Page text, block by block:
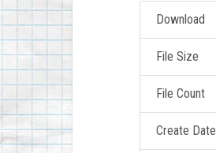
Download
File Size
File Count
Create Date